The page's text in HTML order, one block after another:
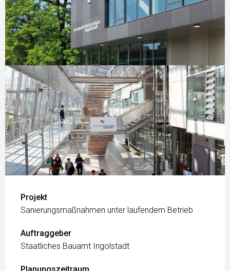
Projekt
Sanierungsmaßnahmen unter laufendem Betrieb
Auftraggeber
Staatliches Bauamt Ingolstadt